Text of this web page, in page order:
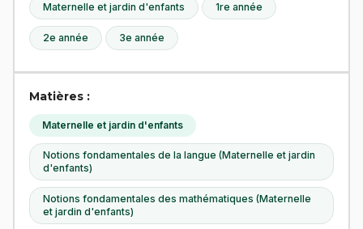
Maternelle et jardin d'enfants 1re année
2e année 3e année
Matières :
Maternelle et jardin d'enfants
Notions fondamentales de la langue (Maternelle et jardin
d'enfants)
Notions fondamentales des mathématiques (Maternelle
et jardin d'enfants)